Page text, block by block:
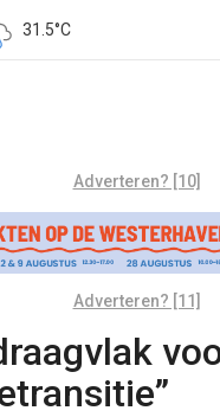
31.5°C
Adverteren? [10]
Adverteren? [11]